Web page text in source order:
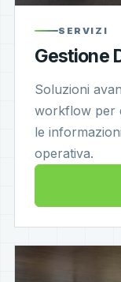
SERVIZI
Gestione
Soluzioni
workflow per
le
operativa.